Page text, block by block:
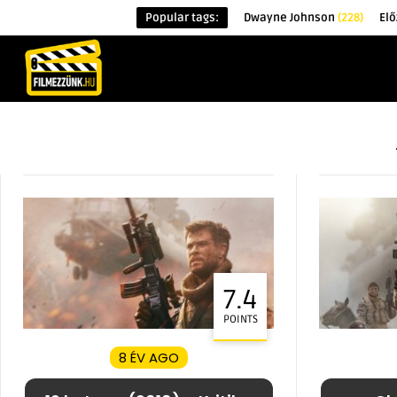
Popular tags: Dwayne Johnson (228)
7.4
POINTS
8 ÉV AGO